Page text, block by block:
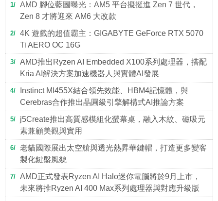
1
AMD 腳位藍圖曝光：AM5 平台擬挺進 Zen 7 世代，
Zen 8 才將迎來 AM6 大改款
2
4K 遊戲的超值霸主：GIGABYTE GeForce RTX 5070
Ti AERO OC 16G
3
AMD推出Ryzen AI Embedded X100系列處理器，搭配
Kria AI解決方案加速機器人與實體AI發展
4
Instinct MI455X結合領先效能、HBM4記憶體，與
Cerebras合作推出晶圓級引擎解構式AI推論方案
5
j5Create推出高質感模組化螢幕桌，融入木紋、磁吸元
素兼顧美觀與實用
6
老貓國際展出太空艙與透光熱昇華鍵帽，打造更多變客
製化鍵盤風貌
7
AMD正式發表Ryzen AI Halo迷你電腦將於9月上市，
未來將推Ryzen AI 400 Max系列處理器與對應升級版